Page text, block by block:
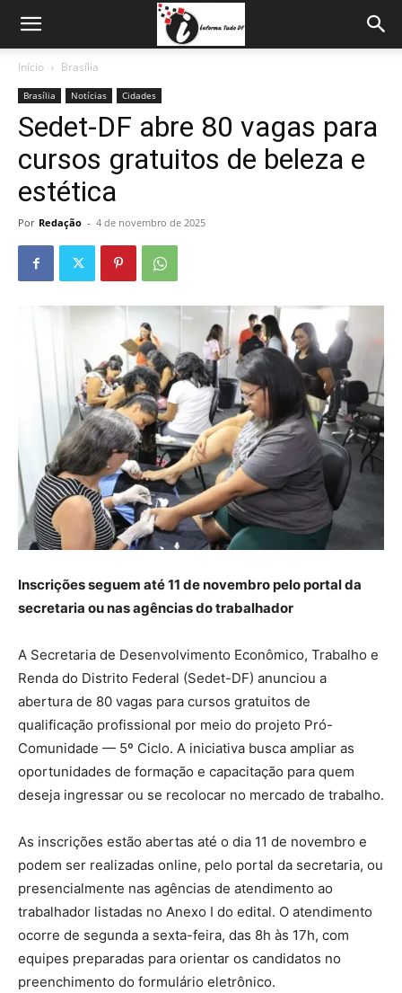
Início Brasília
Brasília Notícias Cidades
Sedet-DF abre 80 vagas para
cursos gratuitos de beleza e
estética
Por Redação - 4 de novembro de 2025
Inscrições seguem até 11 de novembro pelo portal da
secretaria ou nas agências do trabalhador
A Secretaria de Desenvolvimento Econômico, Trabalho e
Renda do Distrito Federal (Sedet-DF) anunciou a
abertura de 80 vagas para cursos gratuitos de
qualificação profissional por meio do projeto Pró-
Comunidade — 5º Ciclo. A iniciativa busca ampliar as
oportunidades de formação e capacitação para quem
deseja ingressar ou se recolocar no mercado de trabalho.
As inscrições estão abertas até o dia 11 de novembro e
podem ser realizadas online, pelo portal da secretaria, ou
presencialmente nas agências de atendimento ao
trabalhador listadas no Anexo I do edital. O atendimento
ocorre de segunda a sexta-feira, das 8h às 17h, com
equipes preparadas para orientar os candidatos no
preenchimento do formulário eletrônico.